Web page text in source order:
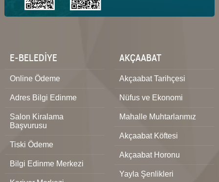
E-BELEDİYE
Online Ödeme
Adres Bilgi Edinme
Salon Kiralama
Başvurusu
Tiski Ödeme
Bilgi Edinme Merkezi
AKÇAABAT
Akçaabat Tarihçesi
Nüfus ve Ekonomi
Mahalle Muhtarlarımız
Akçaabat Köftesi
Akçaabat Horonu
Yayla Şenlikleri